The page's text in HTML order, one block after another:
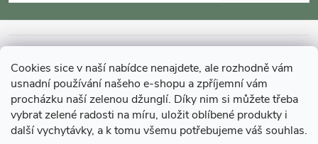
Cookies sice v naší nabídce nenajdete, ale rozhodně vám
usnadní používání našeho e-shopu a zpříjemní vám
procházku naší zelenou džunglí. Díky nim si můžete třeba
vybrat zelené radosti na míru, uložit oblíbené produkty i
další vychytávky, a k tomu všemu potřebujeme váš souhlas.
p
a
MOHLO BY VÁS ZAJÍMAT
O GARDNERS